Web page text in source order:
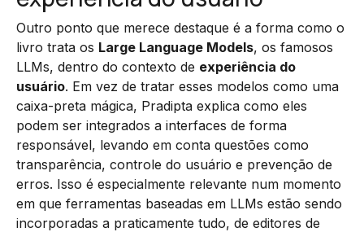
Outro ponto que merece destaque é a forma como o
livro trata os Large Language Models, os famosos
LLMs, dentro do contexto de experiência do
usuário. Em vez de tratar esses modelos como uma
caixa-preta mágica, Pradipta explica como eles
podem ser integrados a interfaces de forma
responsável, levando em conta questões como
transparência, controle do usuário e prevenção de
erros. Isso é especialmente relevante num momento
em que ferramentas baseadas em LLMs estão sendo
incorporadas a praticamente tudo, de editores de